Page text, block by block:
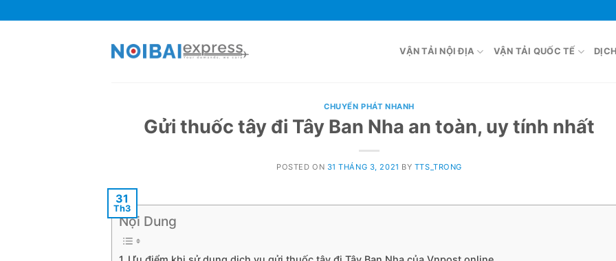
to
VẬN TẢI NỘI ĐỊA VẬN TẢI QUỐC TẾ
CHUYỂN PHÁT NHANH
Gửi thuốc tây đi Tây Ban Nha an toàn, uy tính nhất
POSTED ON 31 THÁNG 3, 2021 BY TTS_TRONG
31
Th3
Nội Dung